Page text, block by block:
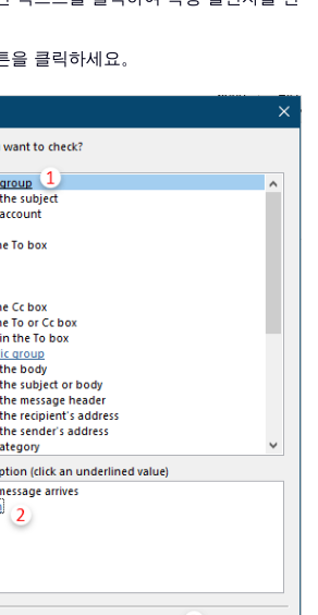
을 클릭하세요。